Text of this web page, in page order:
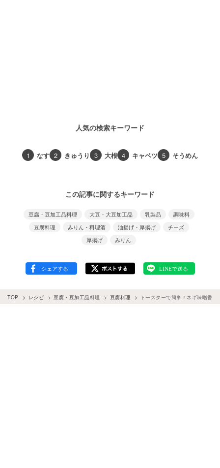
人気の検索キーワード
1 なす 2 きゅうり 3 大根 4 キャベツ 5 そうめん
この記事に関するキーワード
豆腐・豆加工品料理 大豆・大豆加工品 乳製品
調味料
豆腐料理
みりん・料理酒 油揚げ・厚揚げ
チーズ
厚揚げ
みりん
TOP レシピ 豆腐・豆加工品料理 豆腐料理 トースターで簡単！ネギ味噌香